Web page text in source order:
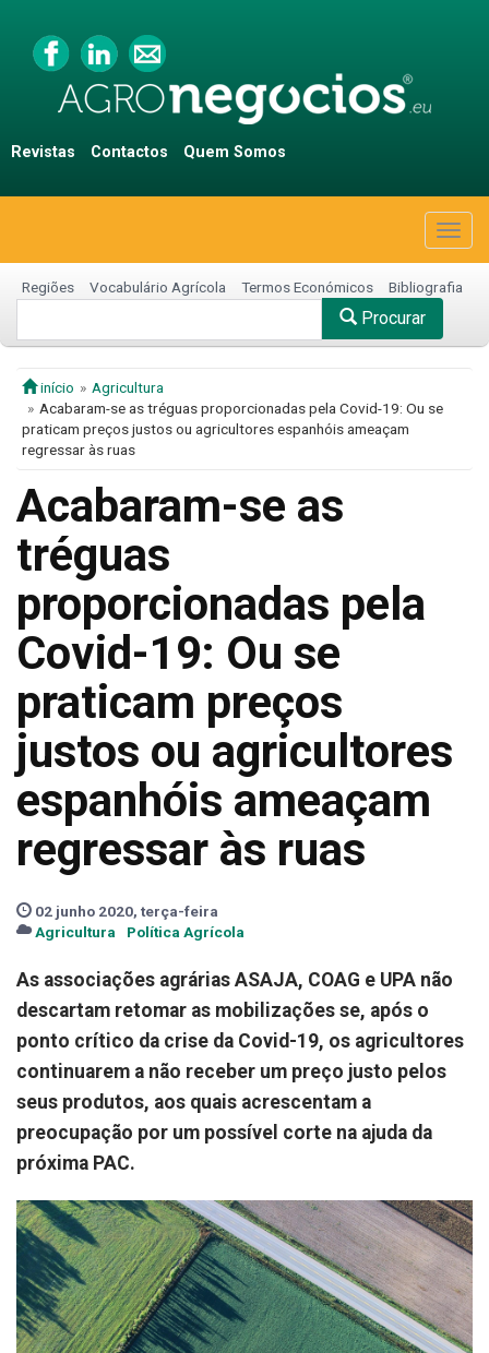
Revistas Contactos Quem Somos
Regiões Vocabulário Agrícola Termos Económicos Bibliografia
Procurar
início
Agricultura
Acabaram-se as tréguas proporcionadas pela Covid-19: Ou se
praticam preços justos ou agricultores espanhóis ameaçam
regressar às ruas
Acabaram-se as
tréguas
proporcionadas pela
Covid-19: Ou se
praticam preços
justos ou agricultores
espanhóis ameaçam
regressar às ruas
02 junho 2020, terça-feira
Agricultura
Política Agrícola
As associações agrárias ASAJA, COAG e UPA não
descartam retomar as mobilizações se, após o
ponto crítico da crise da Covid-19, os agricultores
continuarem a não receber um preço justo pelos
seus produtos, aos quais acrescentam a
preocupação por um possível corte na ajuda da
próxima PAC.